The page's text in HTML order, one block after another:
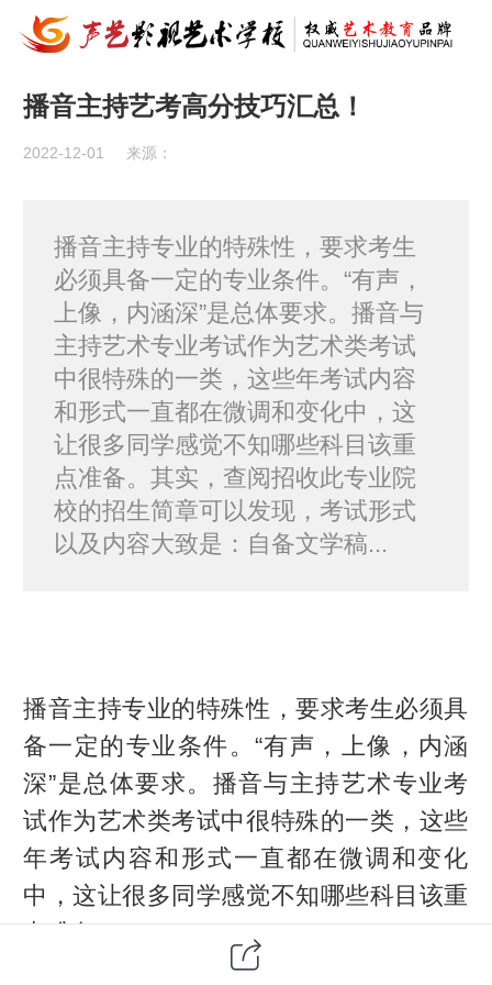
播音主持艺考高分技巧汇总！
2022-12-01 来源：
播音主持专业的特殊性，要求考生
必须具备一定的专业条件。“有声，
上像，内涵深”是总体要求。播音与
主持艺术专业考试作为艺术类考试
中很特殊的一类，这些年考试内容
和形式一直都在微调和变化中，这
让很多同学感觉不知哪些科目该重
点准备。其实，查阅招收此专业院
校的招生简章可以发现，考试形式
以及内容大致是：自备文学稿...
播音主持专业的特殊性，要求考生必须具
备一定的专业条件。“有声，上像，内涵
深”是总体要求。播音与主持艺术专业考
试作为艺术类考试中很特殊的一类，这些
年考试内容和形式一直都在微调和变化
中，这让很多同学感觉不知哪些科目该重
点准备。